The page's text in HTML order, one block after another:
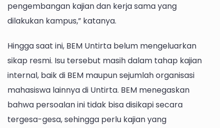
pengembangan kajian dan kerja sama yang
dilakukan kampus,” katanya.
Hingga saat ini, BEM Untirta belum mengeluarkan
sikap resmi. Isu tersebut masih dalam tahap kajian
internal, baik di BEM maupun sejumlah organisasi
mahasiswa lainnya di Untirta. BEM menegaskan
bahwa persoalan ini tidak bisa disikapi secara
tergesa-gesa, sehingga perlu kajian yang